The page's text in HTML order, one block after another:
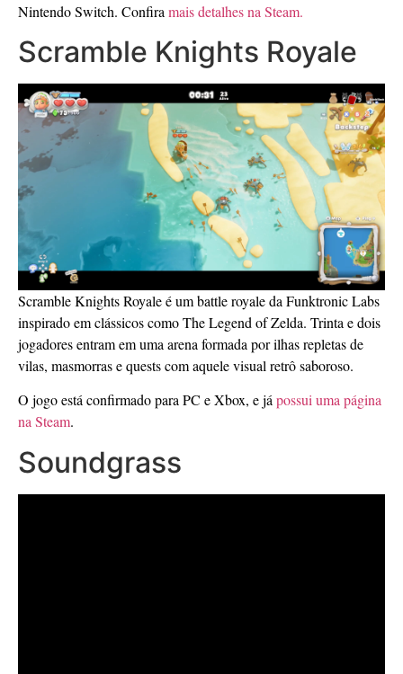
Nintendo Switch. Confira mais detalhes na Steam.
Scramble Knights Royale
Scramble Knights Royale é um battle royale da Funktronic Labs
inspirado em clássicos como The Legend of Zelda. Trinta e dois
jogadores entram em uma arena formada por ilhas repletas de
vilas, masmorras e quests com aquele visual retrô saboroso.
O jogo está confirmado para PC e Xbox, e jápossui uma página
na Steam.
Soundgrass